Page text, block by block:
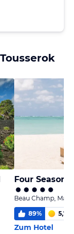
Beau Champ,
89% 5,7
Zum Hotel